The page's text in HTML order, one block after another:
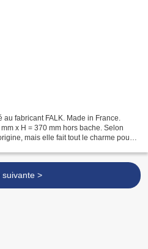
fabricant FALK. Made in France.
x H = 370 mm hors bache. Selon
mais elle fait tout le charme pour
suivante >